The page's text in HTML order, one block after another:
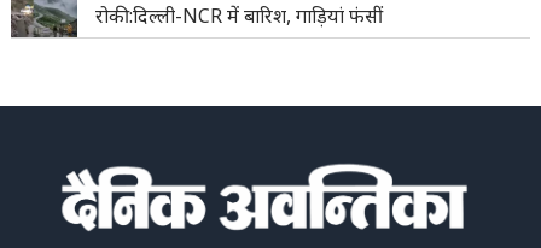
रोकी:दिल्ली-NCR में बारिश, गाड़ियां फंसीं